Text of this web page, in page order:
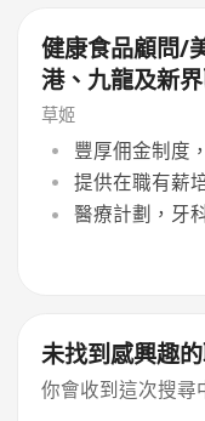
健康食品顧問/
港、九龍及新
草姬
豐厚佣金制度
提供在職有薪
醫療計劃，牙
未找到感興趣
你會收到這次搜尋